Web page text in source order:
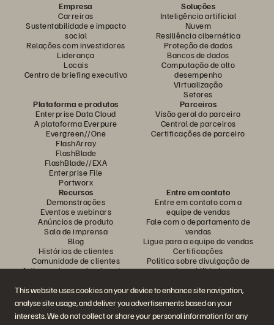
This website uses cookies on your device to enhance site navigation,
analyse site usage, and deliver you advertisements based on your
interests. We do not collect or share your personal information for any
Empresa
Carreiras
Sustentabilidade e impacto
social
Relações com investidores
Liderança
Locais
Centro de briefing executivo
Soluções
Inteligência artificial
Nuvem
Resiliência cibernética
Proteção de dados
Bancos de dados
Computação de alto
desempenho
Virtualização
Setores
Plataforma e produtos
Enterprise Data Cloud
A plataforma Everpure
Evergreen//One
FlashArray
FlashBlade
FlashBlade//EXA
Enterprise File
Portworx
Parceiros
Visão geral do parceiro
Central de parceiros
Certificações de parceiro
Recursos
Demonstrações
Eventos e webinars
Anúncios de produto
Sala de imprensa
Blog
Histórias de clientes
Comunidade de clientes
Artigos sobre conhecimentos
Entre em contato
Entre em contato com a
equipe de vendas
Fale com o departamento de
vendas
Ligue para a equipe de vendas
Certificações
Política sobre divulgação de
vulnerabilidades
Participe da conversa
Siga todas as redes sociais da Everpure